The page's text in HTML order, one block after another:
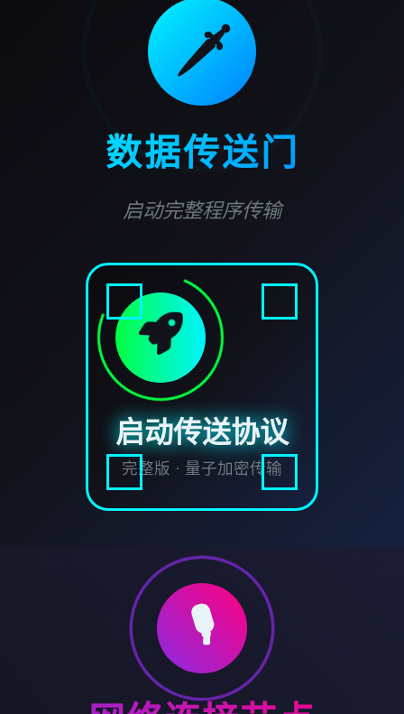
🗡️
数据传送门
启动完整程序传输
启动传送协议
完整版 · 量子加密传输
🎙️